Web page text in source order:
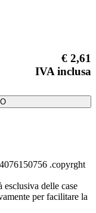
€ 2,61
IVA inclusa
.copyrght
delle case
per facilitare la